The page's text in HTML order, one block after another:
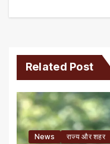
Related Post
News राज्य और शहर